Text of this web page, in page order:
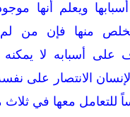
ويعلم أنها
منها فإن من
على أسبابه لا يمكنه
الانتصار على
للتعامل معها في ثلاث